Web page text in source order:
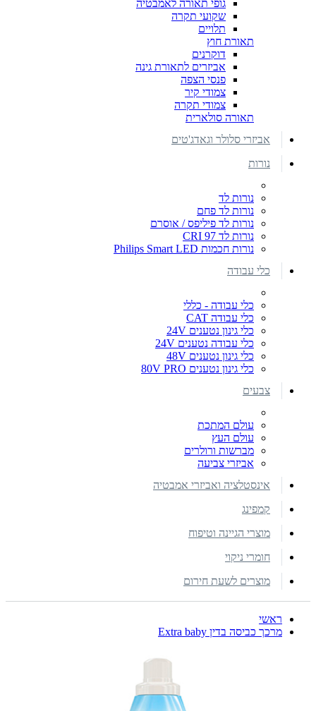
גופי תאורה לאמבטיה
שקועי תקרה
תלויים
תאורת חוץ
דוקרנים
אביזרים לתאורת גינה
פנסי הצפה
צמודי קיר
צמודי תקרה
תאורה סולארית
אביזרי סלולר וגאדג'טים
נורות
נורות לד
נורות לד פחם
נורות לד פיליפס / אוסרם
נורות לד CRI 97
נורות חכמות Philips Smart LED
כלי עבודה
כלי עבודה - כללי
כלי עבודה CAT
כלי גינון נטענים 24V
כלי עבודה נטענים 24V
כלי גינון נטענים 48V
כלי גינון נטענים 80V PRO
צבעים
עולם המתכת
עולם העץ
מברשות ורולרים
אביזרי צביעה
אינסטלציה ואביזרי אמבטיה
קמפינג
מוצרי הגיינה וטיפוח
חומרי ניקוי
מוצרים לשעת חירום
ראשי
מרכך כביסה בדין Extra baby